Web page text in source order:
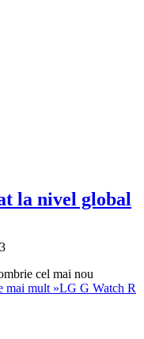
la nivel global
cel mai nou
mai mult »LG G Watch R